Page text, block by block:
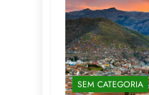
SEM CATEGORIA